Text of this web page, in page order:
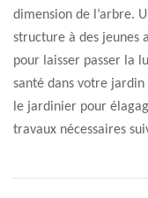
dimension de l’arbre.
structure à des jeunes
pour laisser passer la
santé dans votre jardin
le jardinier pour
travaux nécessaires